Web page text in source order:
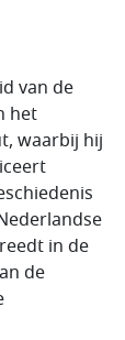
van de
het
waarbij hij
in de
de